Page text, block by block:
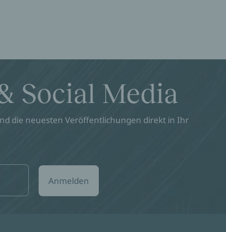
Social Media
die neuesten Veröffentlichungen direkt in Ihr
Anmelden